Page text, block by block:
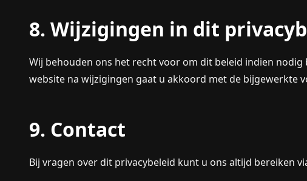
8. Wijzigingen in dit
Wij behouden ons het recht voor om dit beleid indien
website na wijzigingen gaat u akkoord met de bijgewerkte
9. Contact
Bij vragen over dit privacybeleid kunt u ons altijd bereiken